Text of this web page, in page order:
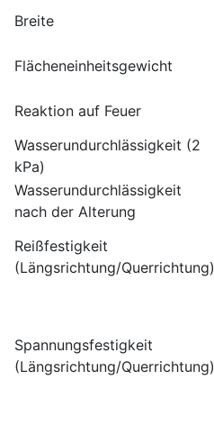
Breite
Flächeneinheitsgewicht
Reaktion auf Feuer
Wasserundurchlässigkeit (2
kPa)
Wasserundurchlässigkeit
nach der Alterung
Reißfestigkeit
(Längsrichtung/Querrichtung)
Spannungsfestigkeit
(Längsrichtung/Querrichtung)